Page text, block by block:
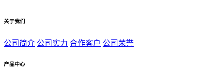
关于我们
公司简介 公司实力 合作客户 公司荣誉
产品中心